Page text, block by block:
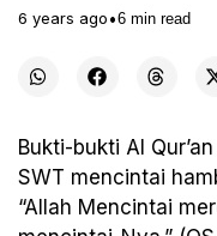
6 years ago•6 min read
Bukti-bukti Al
SWT mencintai
“Allah Mencintai